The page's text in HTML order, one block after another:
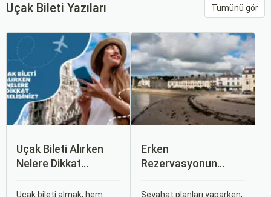
Uçak Bileti Yazıları Tümünü gör
Uçak Bileti Alırken
Nelere Dikkat
Uçak bileti almak, hem
Erken
Rezervasyonun
Otobüs Bileti Satın
Seyahat planları yaparken,